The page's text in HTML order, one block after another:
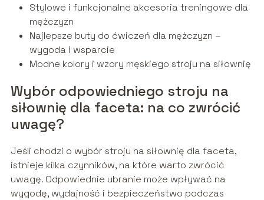
Stylowe i funkcjonalne akcesoria treningowe dla
mężczyzn
Najlepsze buty do ćwiczeń dla mężczyzn –
wygoda i wsparcie
Modne kolory i wzory męskiego stroju na siłownię
Wybór odpowiedniego stroju na
siłownię dla faceta: na co zwrócić
uwagę?
Jeśli chodzi o wybór stroju na siłownię dla faceta,
istnieje kilka czynników, na które warto zwrócić
uwagę. Odpowiednie ubranie może wpływać na
wygodę, wydajność i bezpieczeństwo podczas